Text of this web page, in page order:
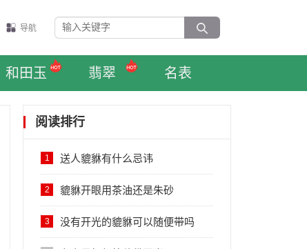
导航
和田玉 翡翠 名表
阅读排行
1 送人貔貅有什么忌讳
2 貔貅开眼用茶油还是朱砂
3 没有开光的貔貅可以随便带吗